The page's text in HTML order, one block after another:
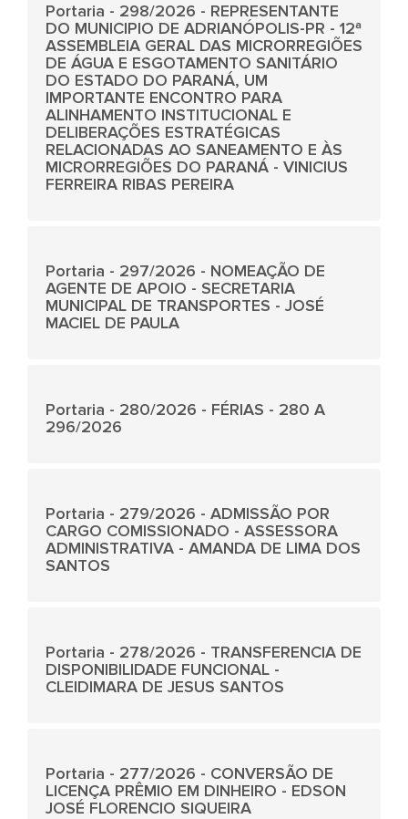
Portaria - 298/2026 - REPRESENTANTE
DO MUNICIPIO DE ADRIANÓPOLIS-PR - 12ª
ASSEMBLEIA GERAL DAS MICRORREGIÕES
DE ÁGUA E ESGOTAMENTO SANITÁRIO
DO ESTADO DO PARANÁ, UM
IMPORTANTE ENCONTRO PARA
ALINHAMENTO INSTITUCIONAL E
DELIBERAÇÕES ESTRATÉGICAS
RELACIONADAS AO SANEAMENTO E ÀS
MICRORREGIÕES DO PARANÁ - VINICIUS
FERREIRA RIBAS PEREIRA
Portaria - 297/2026 - NOMEAÇÃO DE
AGENTE DE APOIO - SECRETARIA
MUNICIPAL DE TRANSPORTES - JOSÉ
MACIEL DE PAULA
Portaria - 280/2026 - FÉRIAS - 280 A
296/2026
Portaria - 279/2026 - ADMISSÃO POR
CARGO COMISSIONADO - ASSESSORA
ADMINISTRATIVA - AMANDA DE LIMA DOS
SANTOS
Portaria - 278/2026 - TRANSFERENCIA DE
DISPONIBILIDADE FUNCIONAL -
CLEIDIMARA DE JESUS SANTOS
Portaria - 277/2026 - CONVERSÃO DE
LICENÇA PRÊMIO EM DINHEIRO - EDSON
JOSÉ FLORENCIO SIQUEIRA